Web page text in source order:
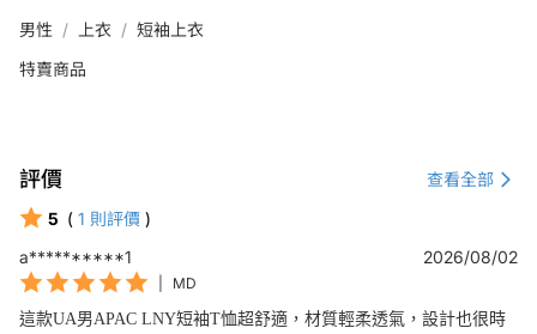
男性 上衣
短袖上衣
特賣商品
評價
查看全部
5 ( 1 則評價 )
a**********1
2026/08/02
MD
這款UA男APAC LNY短袖T恤超舒適，材質輕柔透氣，設計也很時